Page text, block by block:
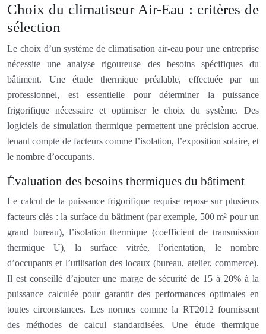
Choix du climatiseur Air-Eau : critères de
sélection
Le choix d’un système de climatisation air-eau pour une entreprise
nécessite une analyse rigoureuse des besoins spécifiques du
bâtiment. Une étude thermique préalable, effectuée par un
professionnel, est essentielle pour déterminer la puissance
frigorifique nécessaire et optimiser le choix du système. Des
logiciels de simulation thermique permettent une précision accrue,
tenant compte de facteurs comme l’isolation, l’exposition solaire, et
le nombre d’occupants.
Évaluation des besoins thermiques du bâtiment
Le calcul de la puissance frigorifique requise repose sur plusieurs
facteurs clés : la surface du bâtiment (par exemple, 500 m² pour un
grand bureau), l’isolation thermique (coefficient de transmission
thermique U), la surface vitrée, l’orientation, le nombre
d’occupants et l’utilisation des locaux (bureau, atelier, commerce).
Il est conseillé d’ajouter une marge de sécurité de 15 à 20% à la
puissance calculée pour garantir des performances optimales en
toutes circonstances. Les normes comme la RT2012 fournissent
des méthodes de calcul standardisées. Une étude thermique